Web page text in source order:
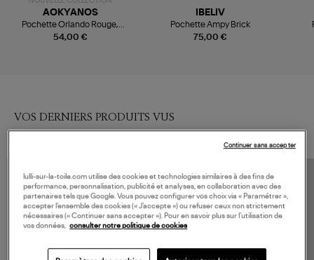
54,00 €
AOKYANOS
Pochette Orlando Rouge,
Exclusivité Lulli
75,00 €
IBELIV
Pochette Ampy Brick
VOS DERNIERS PRODUITS VUS
lulli-sur-la-toile.com utilise des cookies et technologies similaires à des fins de
performance, personnalisation, publicité et analyses, en collaboration avec des
partenaires tels que Google. Vous pouvez configurer vos choix via « Paramétrer »,
accepter l’ensemble des cookies (« J’accepte ») ou refuser ceux non strictement
nécessaires (« Continuer sans accepter »). Pour en savoir plus sur l’utilisation de
vos données,
consulter notre politique de cookies
Continuer sans accepter